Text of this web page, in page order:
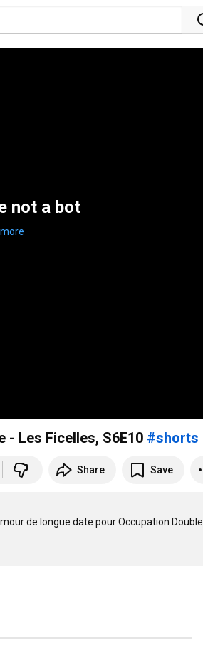
not a bot
- Les Ficelles, S6E10 #shorts
Share Save
de longue date pour Occupation Double.